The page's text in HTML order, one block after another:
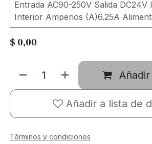
Entrada AC90-250V Salida
Interior Amperios (A)6.25A
$ 0,00
Añadir a lista de
Términos y condiciones